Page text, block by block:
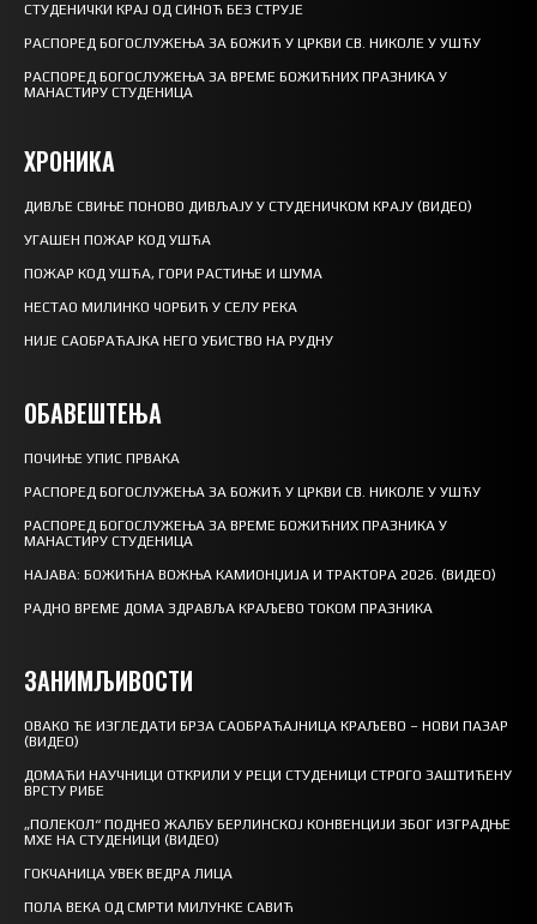
СТУДЕНИЧКИ КРАЈ ОД СИНОЋ БЕЗ СТРУЈЕ
РАСПОРЕД БОГОСЛУЖЕЊА ЗА БОЖИЋ У ЦРКВИ СВ. НИКОЛЕ У УШЋУ
РАСПОРЕД БОГОСЛУЖЕЊА ЗА ВРЕМЕ БОЖИЋНИХ ПРАЗНИКА У
МАНАСТИРУ СТУДЕНИЦА
ХРОНИКА
ДИВЉЕ СВИЊЕ ПОНОВО ДИВЉАЈУ У СТУДЕНИЧКОМ КРАЈУ (ВИДЕО)
УГАШЕН ПОЖАР КОД УШЋА
ПОЖАР КОД УШЋА, ГОРИ РАСТИЊЕ И ШУМА
НЕСТАО МИЛИНКО ЧОРБИЋ У СЕЛУ РЕКА
НИЈЕ САОБРАЋАЈКА НЕГО УБИСТВО НА РУДНУ
ОБАВЕШТЕЊА
ПОЧИЊЕ УПИС ПРВАКА
РАСПОРЕД БОГОСЛУЖЕЊА ЗА БОЖИЋ У ЦРКВИ СВ. НИКОЛЕ У УШЋУ
РАСПОРЕД БОГОСЛУЖЕЊА ЗА ВРЕМЕ БОЖИЋНИХ ПРАЗНИКА У
МАНАСТИРУ СТУДЕНИЦА
НАЈАВА: БОЖИЋНА ВОЖЊА КАМИОНЏИЈА И ТРАКТОРА 2026. (ВИДЕО)
РАДНО ВРЕМЕ ДОМА ЗДРАВЉА КРАЉЕВО ТОКОМ ПРАЗНИКА
ЗАНИМЉИВОСТИ
ОВАКО ЋЕ ИЗГЛЕДАТИ БРЗА САОБРАЋАЈНИЦА КРАЉЕВО – НОВИ ПАЗАР
(ВИДЕО)
ДОМАЋИ НАУЧНИЦИ ОТКРИЛИ У РЕЦИ СТУДЕНИЦИ СТРОГО ЗАШТИЋЕНУ
ВРСТУ РИБЕ
„ПОЛЕКОЛ“ ПОДНЕО ЖАЛБУ БЕРЛИНСКОЈ КОНВЕНЦИЈИ ЗБОГ ИЗГРАДЊЕ
МХЕ НА СТУДЕНИЦИ (ВИДЕО)
ГОКЧАНИЦА УВЕК ВЕДРА ЛИЦА
ПОЛА ВЕКА ОД СМРТИ МИЛУНКЕ САВИЋ